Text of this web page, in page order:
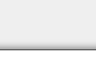
Giessendam